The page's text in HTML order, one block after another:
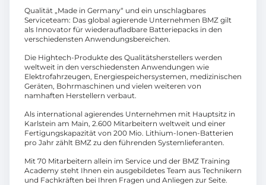
Qualität „Made in Germany“ und ein unschlagbares
Serviceteam: Das global agierende Unternehmen BMZ gilt
als Innovator für wiederaufladbare Batteriepacks in den
verschiedensten Anwendungsbereichen.
Die Hightech-Produkte des Qualitätsherstellers werden
weltweit in den verschiedensten Anwendungen wie
Elektrofahrzeugen, Energiespeichersystemen, medizinischen
Geräten, Bohrmaschinen und vielen weiteren von
namhaften Herstellern verbaut.
Als international agierendes Unternehmen mit Hauptsitz in
Karlstein am Main, 2.600 Mitarbeitern weltweit und einer
Fertigungskapazität von 200 Mio. Lithium-Ionen-Batterien
pro Jahr zählt BMZ zu den führenden Systemlieferanten.
Mit 70 Mitarbeitern allein im Service und der BMZ Training
Academy steht Ihnen ein ausgebildetes Team aus Technikern
und Fachkräften bei Ihren Fragen und Anliegen zur Seite.